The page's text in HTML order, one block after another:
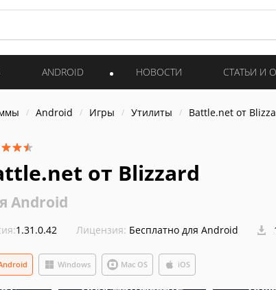
ANDROID НОВОСТИ СТАТЬИ И
Android Игры Утилиты Battle.net от
от Blizzard
Android
1.31.0.42 Лицензия: Бесплатно для Android
Windows Mac OS iOS